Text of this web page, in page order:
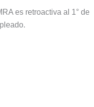
es retroactiva al 1° de